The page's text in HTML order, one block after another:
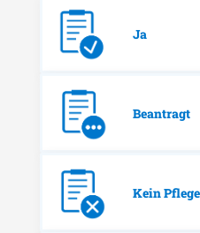
Ja
Beantragt
Kein